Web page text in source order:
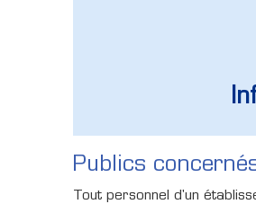
Publics
Tout personnel d'un